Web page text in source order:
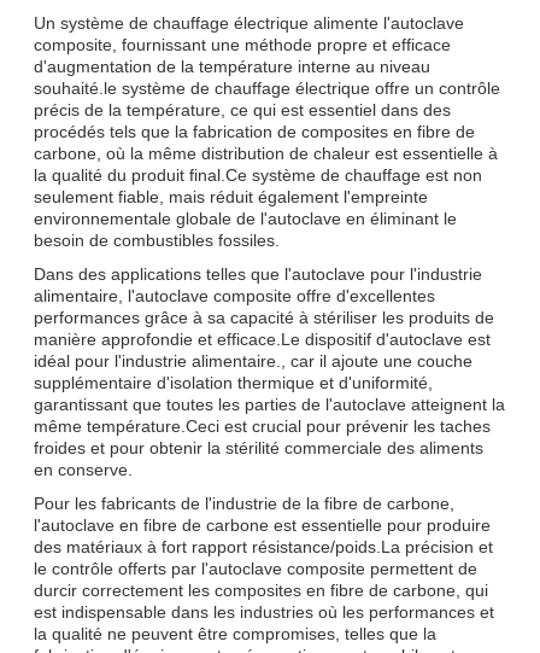
Un système de chauffage électrique alimente l'autoclave
composite, fournissant une méthode propre et efficace
d'augmentation de la température interne au niveau
souhaité.le système de chauffage électrique offre un contrôle
précis de la température, ce qui est essentiel dans des
procédés tels que la fabrication de composites en fibre de
carbone, où la même distribution de chaleur est essentielle à
la qualité du produit final.Ce système de chauffage est non
seulement fiable, mais réduit également l'empreinte
environnementale globale de l'autoclave en éliminant le
besoin de combustibles fossiles.
Dans des applications telles que l'autoclave pour l'industrie
alimentaire, l'autoclave composite offre d'excellentes
performances grâce à sa capacité à stériliser les produits de
manière approfondie et efficace.Le dispositif d'autoclave est
idéal pour l'industrie alimentaire., car il ajoute une couche
supplémentaire d'isolation thermique et d'uniformité,
garantissant que toutes les parties de l'autoclave atteignent la
même température.Ceci est crucial pour prévenir les taches
froides et pour obtenir la stérilité commerciale des aliments
en conserve.
Pour les fabricants de l'industrie de la fibre de carbone,
l'autoclave en fibre de carbone est essentielle pour produire
des matériaux à fort rapport résistance/poids.La précision et
le contrôle offerts par l'autoclave composite permettent de
durcir correctement les composites en fibre de carbone, qui
est indispensable dans les industries où les performances et
la qualité ne peuvent être compromises, telles que la